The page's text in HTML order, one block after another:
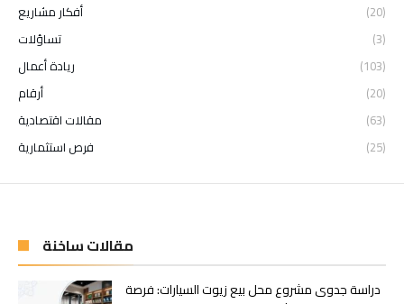
أفكار مشاريع
(20)
تساؤلات
(3)
ريادة أعمال
(103)
أرقام
(20)
مقالات اقتصادية
(63)
فرص استثمارية
(25)
مقالات ساخنة
دراسة جدوى مشروع محل بيع زيوت السيارات: فرصة